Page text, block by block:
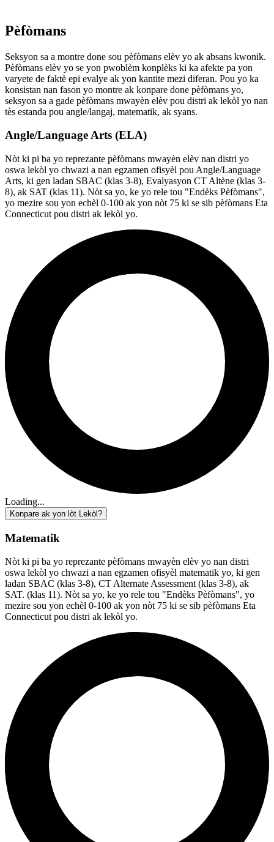
Pèfòmans
Seksyon sa a montre done sou pèfòmans elèv yo ak absans kwonik.
Pèfòmans elèv yo se yon pwoblèm konplèks ki ka afekte pa yon
varyete de faktè epi evalye ak yon kantite mezi diferan. Pou yo ka
konsistan nan fason yo montre ak konpare done pèfòmans yo,
seksyon sa a gade pèfòmans mwayèn elèv pou distri ak lekòl yo nan
tès estanda pou angle/langaj, matematik, ak syans.
Angle/Language Arts (ELA)
Nòt ki pi ba yo reprezante pèfòmans mwayèn elèv nan distri yo
oswa lekòl yo chwazi a nan egzamen ofisyèl pou Angle/Language
Arts, ki gen ladan SBAC (klas 3-8), Evalyasyon CT Altène (klas 3-
8), ak SAT (klas 11). Nòt sa yo, ke yo rele tou "Endèks Pèfòmans",
yo mezire sou yon echèl 0-100 ak yon nòt 75 ki se sib pèfòmans Eta
Connecticut pou distri ak lekòl yo.
Loading...
Konpare ak yon lòt Lekòl?
Matematik
Nòt ki pi ba yo reprezante pèfòmans mwayèn elèv yo nan distri
oswa lekòl yo chwazi a nan egzamen ofisyèl matematik yo, ki gen
ladan SBAC (klas 3-8), CT Alternate Assessment (klas 3-8), ak
SAT. (klas 11). Nòt sa yo, ke yo rele tou "Endèks Pèfòmans", yo
mezire sou yon echèl 0-100 ak yon nòt 75 ki se sib pèfòmans Eta
Connecticut pou distri ak lekòl yo.